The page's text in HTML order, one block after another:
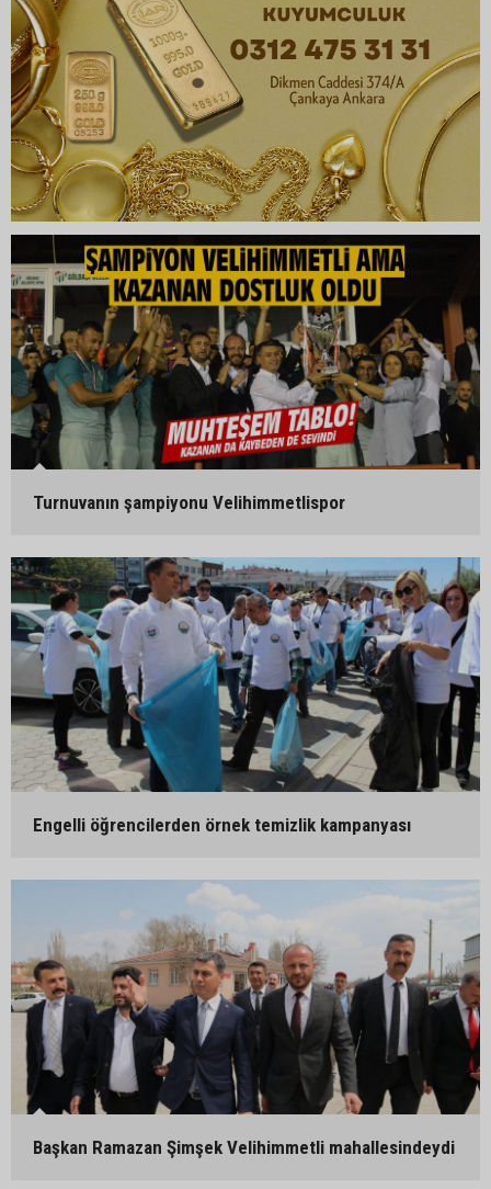
Turnuvanın şampiyonu Velihimmetlispor
Engelli öğrencilerden örnek temizlik kampanyası
Başkan Ramazan Şimşek Velihimmetli mahallesindeydi